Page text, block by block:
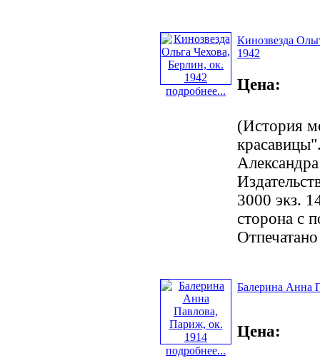
подробнее...
Кинозвезда
1942
Цена:
(История
3000 экз.
сторона с
подробнее...
Балерина Анна
Цена: